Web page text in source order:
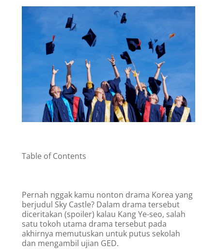
Table of Contents
Pernah nggak kamu nonton drama Korea yang
berjudul Sky Castle? Dalam drama tersebut
diceritakan (spoiler) kalau Kang Ye-seo, salah
satu tokoh utama drama tersebut pada
akhirnya memutuskan untuk putus sekolah
dan mengambil ujian GED.